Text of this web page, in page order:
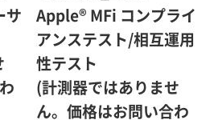
60％（割引率 40％）
55％（割引率45％）
50％（割引率50％）
48％（割引率52％）
サ
Apple® MFi コンプライ
アンステスト/相互運用
性テスト
(計測器ではありませ
ん。価格はお問い合わ